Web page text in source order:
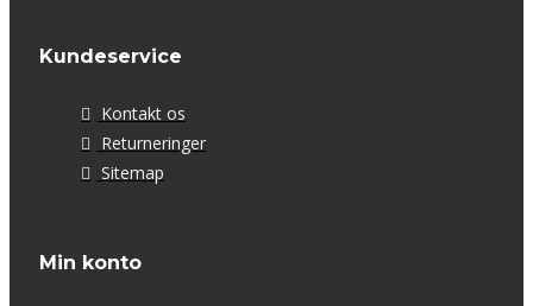
Kundeservice
Kontakt os
Returneringer
Sitemap
Min konto